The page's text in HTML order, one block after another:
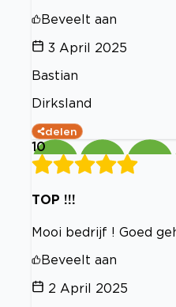
Beveelt aan
3 April 2025
Bastian
Dirksland
delen
10
TOP !!!
Mooi bedrijf ! Goed
Beveelt aan
2 April 2025